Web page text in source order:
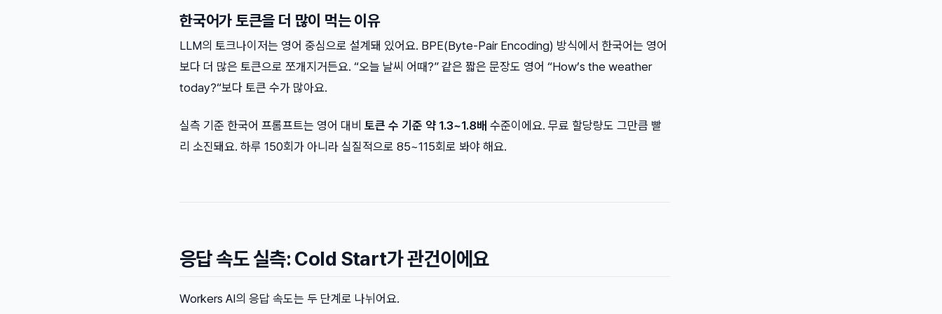
한국어가 토큰을 더 많이 먹는 이유
LLM의 토크나이저는 영어 중심으로 설계돼 있어요. BPE(Byte-Pair Encoding) 방식에서 한국어는 영어
보다 더 많은 토큰으로 쪼개지거든요. “오늘 날씨 어때?” 같은 짧은 문장도 영어 “How’s the weather
today?“보다 토큰 수가 많아요.
실측 기준 한국어 프롬프트는 영어 대비 토큰 수 기준 약 1.3~1.8배 수준이에요. 무료 할당량도 그만큼 빨
리 소진돼요. 하루 150회가 아니라 실질적으로 85~115회로 봐야 해요.
응답 속도 실측: Cold Start가 관건이에요
Workers AI의 응답 속도는 두 단계로 나뉘어요.